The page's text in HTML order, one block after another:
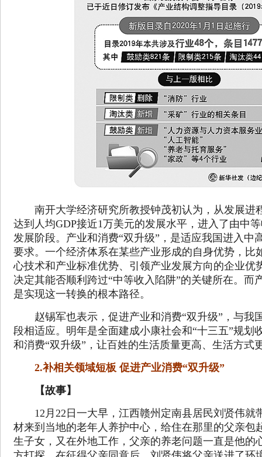
南开大学经济研究所教授钟茂初认为，从发展进
达到人均GDP接近1万美元的发展水平，进入了由中
发展阶段。产业和消费“双升级”，是适应我国进入中
要求。一个经济体系在某些产业形成的自身优势，比
心技术和产业标准优势、引领产业发展方向的企业优
决定其能否顺利跨过“中等收入陷阱”的关键所在。而
是实现这一转换的根本路径。
赵锡军也表示，促进产业和消费“双升级”，与我
段相适应。明年是全面建成小康社会和“十三五”规划
和消费“双升级”，让百姓的生活质量更高、生活方式
2.补相关领域短板 促进产业消费“双升级”
【故事】
12月22日一大早，江西赣州定南县居民刘贤伟就
材来到当地的老年人养护中心，给住在那里的父亲包
生子女，又在外地工作，父亲的养老问题一直是他的